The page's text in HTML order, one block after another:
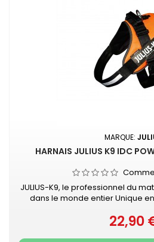
MARQUE:
HARNAIS JULIUS K9 IDC
JULIUS-K9, le professionnel du
dans le monde entier Unique
contrôler le chien pendant les
IDC®Power est votre compagnon
Prix
22,90